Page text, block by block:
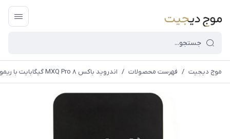
قیمت و
موج دیجیت / فهرست محصولات / اندروید باکس MXQ Pro ۸ گیگابایت با ریموت